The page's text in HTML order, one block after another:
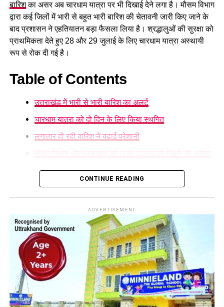
सुरक्षित घाटों पर ही स्नान करें और चेतावनी वाले स्थानों पर जाने से बचें।
बारिशका असर अब चारधाम यात्रा पर भी दिखाई देने लगा है। मौसम विभाग
द्वारा कई जिलों में भारी से बहुत भारी बारिश की चेतावनी जारी किए जाने के
बाद प्रशासन ने एहतियातन बड़ा फैसला लिया है। श्रद्धालुओं की सुरक्षा को
प्राथमिकता देते हुए 28 और 29 जुलाई के लिए चारधाम यात्रा अस्थायी
रूप से रोक दी गई है।
Table of Contents
उत्तराखंड में भारी से भारी बारिश का अलर्ट
चारधाम यात्रा को दो दिन के लिए किया स्थगित
लगातार हो रही बारिश ने बढ़ाई परेशानी
उत्तराखंड में भारी से भारी बारिश का अलर्ट
मौसम विज्ञान केंद्रने प्रदेश के कई हिस्सों में ऑरेंज अलर्ट जारी करते हुए
अगले दो दिनों तक भारी वर्षा, आकाशीय बिजली और फ्लैश फ्लड की आशंका
जताई है। लगातार हो रही बारिश के कारण कई सड़कों को नुकसान पहुंचा
है।
चारधाम यात्रा को दो दिन के लिए किया
स्थगित
चारधाम यात्रा मार्ग पर विभिन्न स्थानों पर भूस्खलन होने से आवाजाही
CONTINUE READING
ADVERTISEMENT